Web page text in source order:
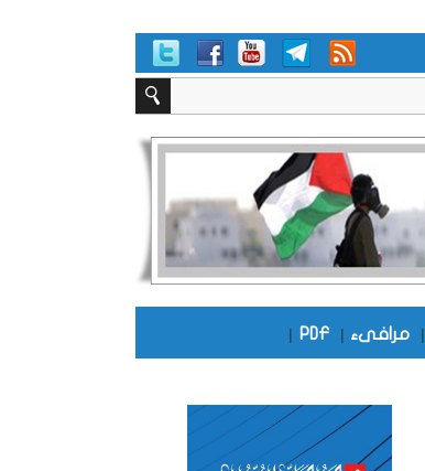
| مرافىء |
PDF
|